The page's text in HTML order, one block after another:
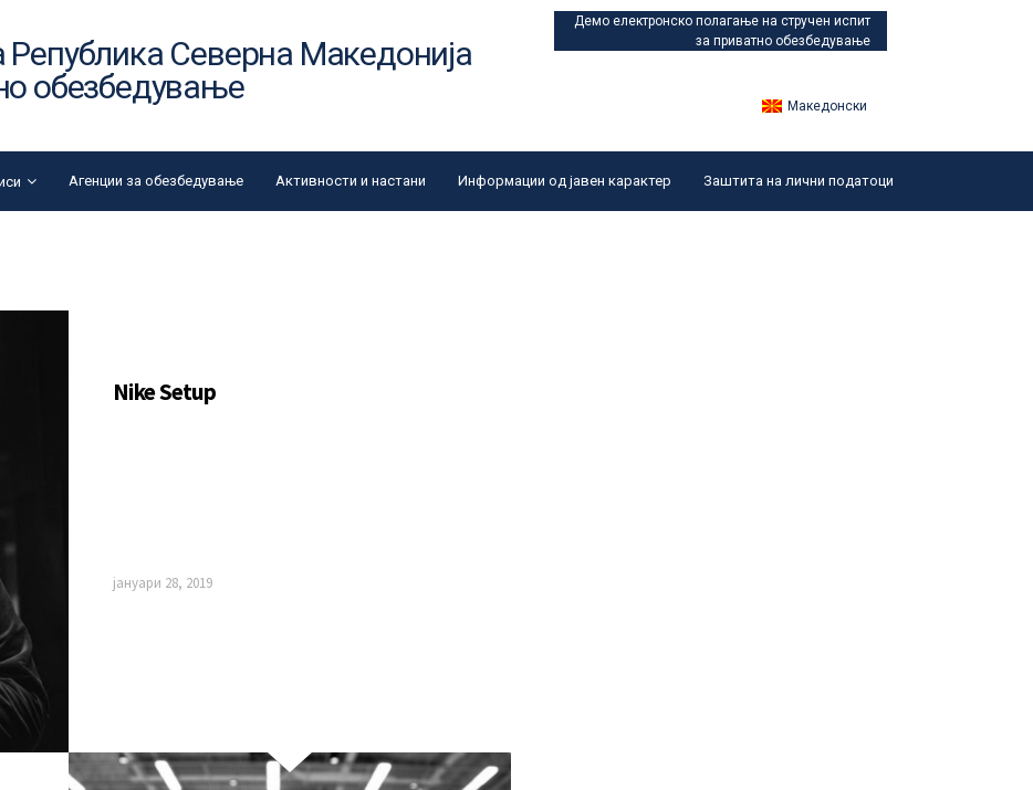
Северна Македонија
обезбедување
Демо електронско полагањена стручен испит
за приватно обезбедување
Македонски
Агенции за обезбедување Активности и настани Информации од јавен карактер Заштита на лични податоци
Nike Setup
јануари 28, 2019